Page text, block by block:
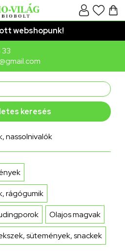
webshopunk!
keresés
nassolnivalók
rágógumik
Olajos magvak
sütemények, snackek